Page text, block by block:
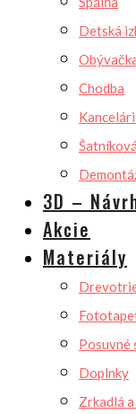
Detská
Chodba
3D –
Akcie
Materiály
Posuvné
Doplnky
Zrkadlá a